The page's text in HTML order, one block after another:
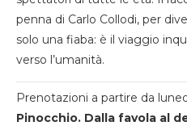
penna di Carlo Collodi, per
solo una fiaba: è il viaggio
verso l’umanità.
Prenotazioni a partire da
Pinocchio. Dalla favola al